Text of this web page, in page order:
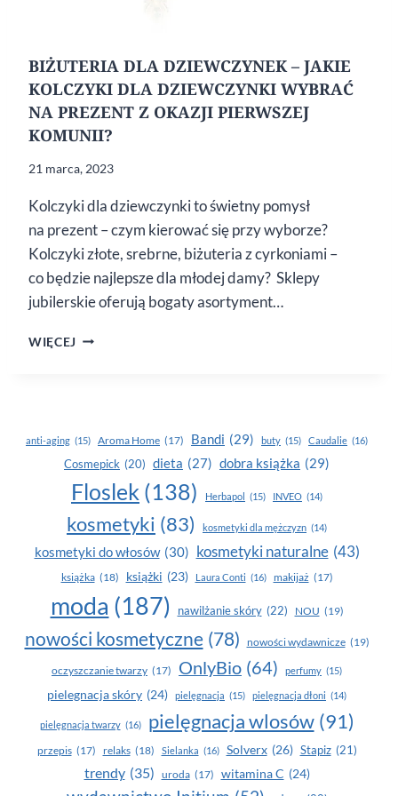
BIŻUTERIA DLA DZIEWCZYNEK – JAKIE
KOLCZYKI DLA DZIEWCZYNKI WYBRAĆ
NA PREZENT Z OKAZJI PIERWSZEJ
KOMUNII?
21 marca, 2023
Kolczyki dla dziewczynki to świetny pomysł
na prezent – czym kierować się przy wyborze?
Kolczyki złote, srebrne, biżuteria z cyrkoniami –
co będzie najlepsze dla młodej damy? Sklepy
jubilerskie oferują bogaty asortyment…
WIĘCEJ BIŻUTERIA
DLA
DZIEWCZYNKI
WYBRAĆ
NA PREZENT
Z OKAZJI
KOMUNII?
anti-aging (15) Aroma Home (17) Bandi (29) buty (15) Caudalie (16)
Cosmepick (20) dieta (27) dobra książka (29)
Floslek (138) Herbapol (15) INVEO (14)
kosmetyki (83) kosmetyki dla mężczyzn (14)
kosmetyki do włosów (30) kosmetyki naturalne (43)
książka (18) książki (23) Laura Conti (16) makijaż (17)
moda (187) nawilżanie skóry (22) NOU (19)
nowości kosmetyczne (78) nowości wydawnicze (19)
oczyszczanie twarzy (17) OnlyBio (64) perfumy (15)
pielegnacja skóry (24) pielęgnacja (15) pielęgnacja dłoni (14)
pielęgnacja twarzy (16) pielęgnacja wlosów (91)
przepis (17) relaks (18) Sielanka (16) Solverx (26) Stapiz (21)
trendy (35) uroda (17) witamina C (24)